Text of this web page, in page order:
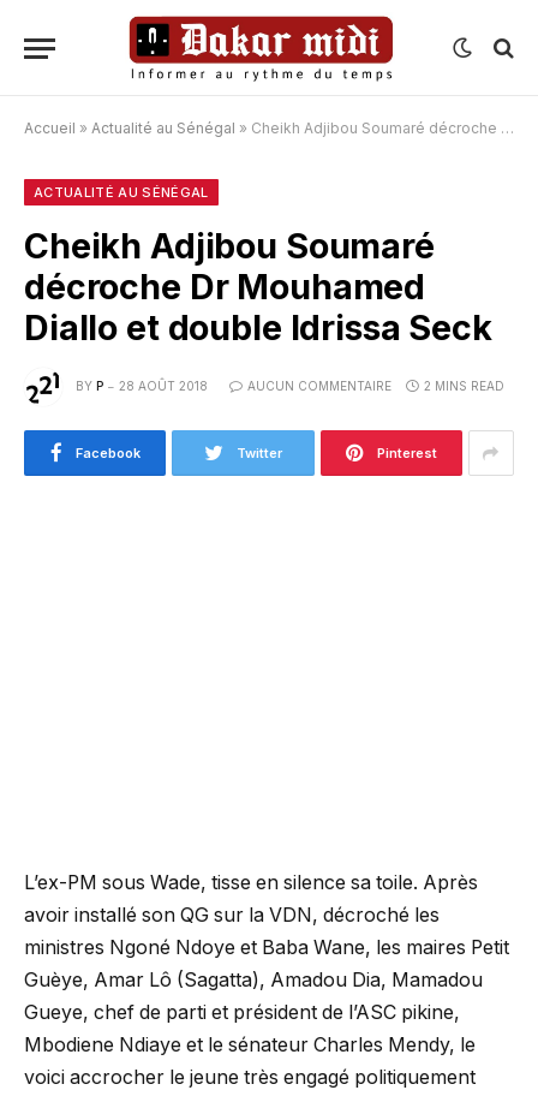
Accueil » Actualité au Sénégal » Cheikh Adjibou Soumaré décroche Dr Mouhamed Diallo et double Idrissa Seck
ACTUALITÉ AU SÉNÉGAL
Cheikh Adjibou Soumaré
décroche Dr Mouhamed
Diallo et double Idrissa Seck
BY P 28 AOÛT 2018 AUCUN COMMENTAIRE 2 MINS READ
Facebook Twitter Pinterest
L’ex-PM sous Wade, tisse en silence sa toile. Après
avoir installé son QG sur la VDN, décroché les
ministres Ngoné Ndoye et Baba Wane, les maires Petit
Guèye, Amar Lô (Sagatta), Amadou Dia, Mamadou
Gueye, chef de parti et président de l’ASC pikine,
Mbodiene Ndiaye et le sénateur Charles Mendy, le
voici accrocher le jeune très engagé politiquement